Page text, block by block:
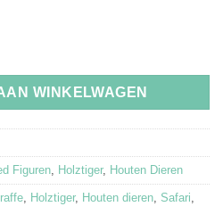
WINKELWAGEN
Figuren Holztiger, Houten Dieren
Holztiger, Houten dieren Safari